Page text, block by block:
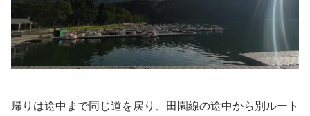
帰りは途中まで同じ道を戻り、田園線の途中から別ルート